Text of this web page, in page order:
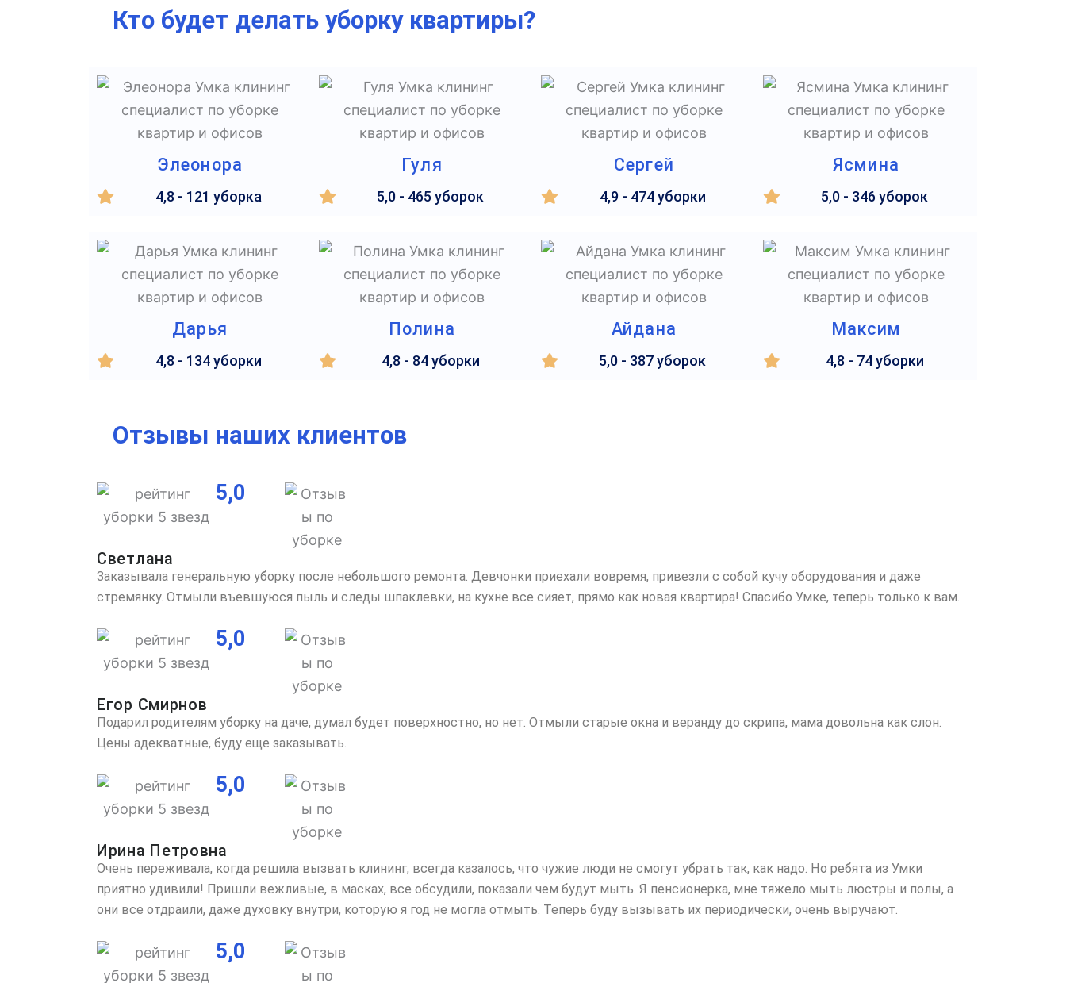
Кто будет делать уборку квартиры?
Элеонора
4,8 - 121 уборка
Гуля
5,0 - 465 уборок
Сергей
4,9 - 474 уборки
Ясмина
5,0 - 346 уборок
Дарья
4,8 - 134 уборки
Полина
4,8 - 84 уборки
Айдана
5,0 - 387 уборок
Максим
4,8 - 74 уборки
Отзывы наших клиентов
5,0
Светлана
Заказывала генеральную уборку после небольшого ремонта. Девчонки приехали вовремя, привезли с собой кучу оборудования и даже
стремянку. Отмыли въевшуюся пыль и следы шпаклевки, на кухне все сияет, прямо как новая квартира! Спасибо Умке, теперь только к вам.
5,0
Егор Смирнов
Подарил родителям уборку на даче, думал будет поверхностно, но нет. Отмыли старые окна и веранду до скрипа, мама довольна как слон.
Цены адекватные, буду еще заказывать.
5,0
Ирина Петровна
Очень переживала, когда решила вызвать клининг, всегда казалось, что чужие люди не смогут убрать так, как надо. Но ребята из Умки
приятно удивили! Пришли вежливые, в масках, все обсудили, показали чем будут мыть. Я пенсионерка, мне тяжело мыть люстры и полы, а
они все отдраили, даже духовку внутри, которую я год не могла отмыть. Теперь буду вызывать их периодически, очень выручают.
5,0